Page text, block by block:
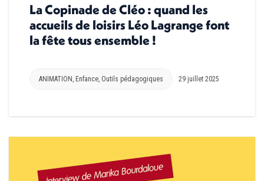
La Copinade de Cléo : quand les
accueils de loisirs Léo Lagrange font
la fête tous ensemble !
ANIMATION Enfance Outils pédagogiques 29 juillet 2025